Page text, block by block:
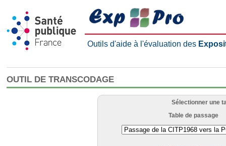
Outils d'aide à l'évaluation des
OUTIL DE TRANSCODAGE
Sélectionner une
Table de passage